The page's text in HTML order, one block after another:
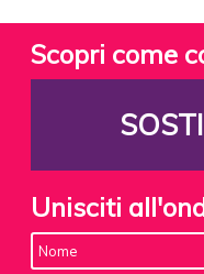
Scopri come
Unisciti